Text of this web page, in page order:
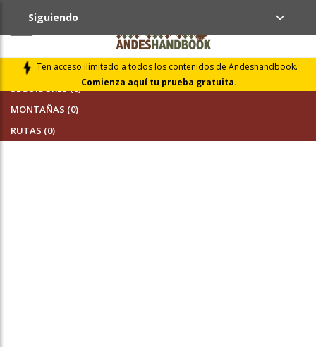
Ten acceso ilimitado a todos los contenidos de Andeshandbook.
Comienza aquí tu prueba gratuita.
Siguiendo
SEGUIDORES (0)
MONTAÑAS (0)
RUTAS (0)